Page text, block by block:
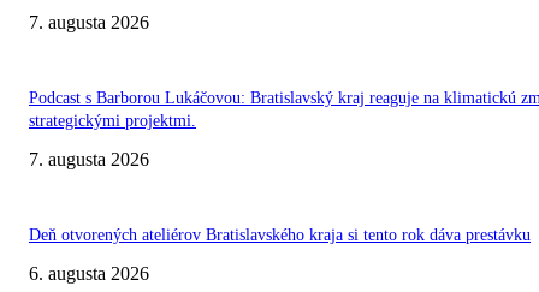
7. augusta 2026
Podcast s Barborou Lukáčovou: Bratislavský kraj reaguje na klimatickú
strategickými projektmi.
7. augusta 2026
Deň otvorených ateliérov Bratislavského kraja si tento rok dáva prestávku
6. augusta 2026